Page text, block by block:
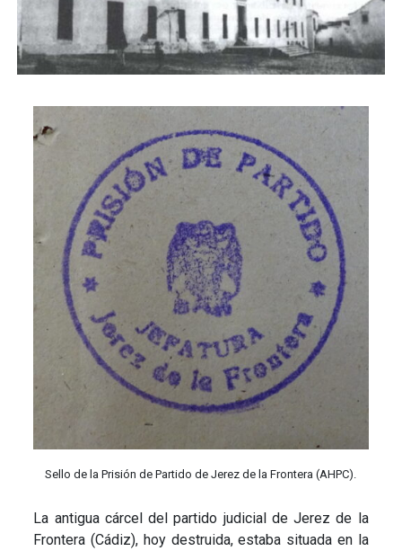
Sello de la Prisión de Partido de Jerez de la Frontera (AHPC).
La antigua cárcel del partido judicial de Jerez de la
Frontera (Cádiz), hoy destruida, estaba situada en la